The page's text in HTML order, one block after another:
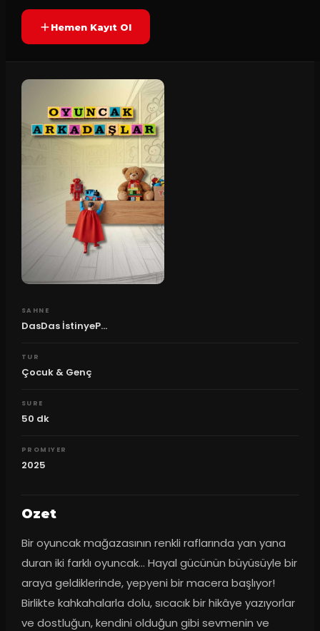
Hemen Kayıt Ol
SAHNE
DasDas İstinyeP...
TUR
Çocuk & Genç
SURE
50 dk
PROMIYER
2025
Ozet
Bir oyuncak mağazasının renkli raflarında yan yana
duran iki farklı oyuncak… Hayal gücünün büyüsüyle bir
araya geldiklerinde, yepyeni bir macera başlıyor!
Birlikte kahkahalarla dolu, sıcacık bir hikâye yazıyorlar
ve dostluğun, kendini olduğun gibi sevmenin ve